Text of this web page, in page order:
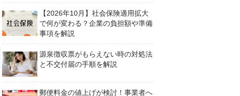
【2026年10月】社会保険適用拡大
で何が変わる？企業の負担額や準備
事項を解説
源泉徴収票がもらえない時の対処法
と不交付届の手順を解説
郵便料金の値上げが検討！事業者へ